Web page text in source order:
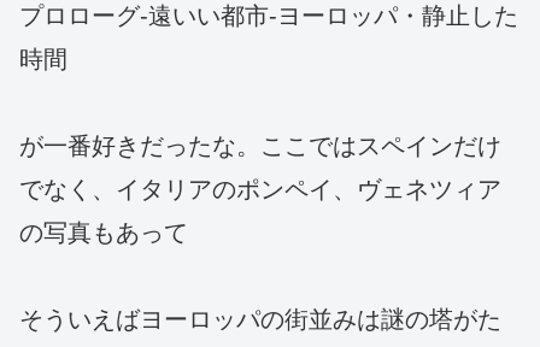
プロローグ‐遠いい都市‐ヨーロッパ・静止した
時間
が一番好きだったな。ここではスペインだけ
でなく、イタリアのポンペイ、ヴェネツィア
の写真もあって
そういえばヨーロッパの街並みは謎の塔がた